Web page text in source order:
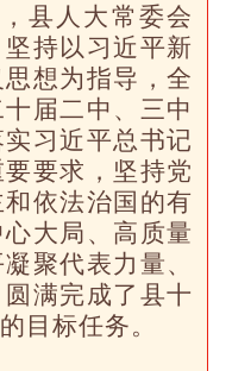
县人大常委会
持以习近平新
想为指导，全
届二中、三中
习近平总书记
要求，坚持党
依法治国的有
大局、高质量
聚代表力量、
满完成了县十
目标任务。